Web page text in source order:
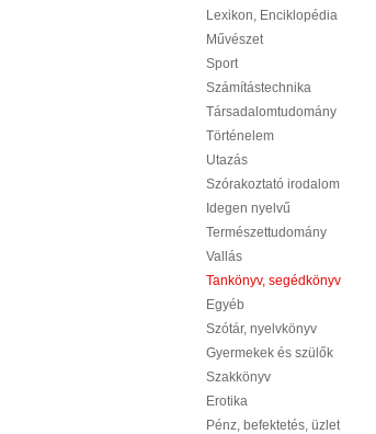
Lexikon, Enciklopédia
Művészet
Sport
Számítástechnika
Társadalomtudomány
Történelem
Utazás
Szórakoztató irodalom
Idegen nyelvű
Természettudomány
Vallás
Tankönyv, segédkönyv
Egyéb
Szótár, nyelvkönyv
Gyermekek és szülők
Szakkönyv
Erotika
Pénz, befektetés, üzlet